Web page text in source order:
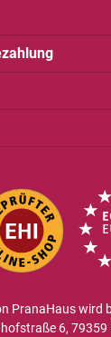
PranaHaus wird
6, 79359